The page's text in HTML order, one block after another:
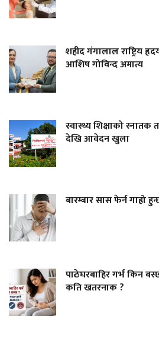
शहीद गंगालाल राष्ट्रिय
आशिष गोविन्द अमात्य
स्वास्थ्य शिक्षाको स्नातक
देखि आवेदन खुला
बारम्बार सास फेर्न गाह्रो
पाठेघरबाहिर गर्भ किन
कति खतरनाक ?